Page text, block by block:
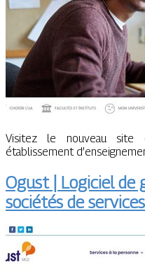
Visitez le nouveau site
établissement
Ogust | Logiciel de
sociétés de services